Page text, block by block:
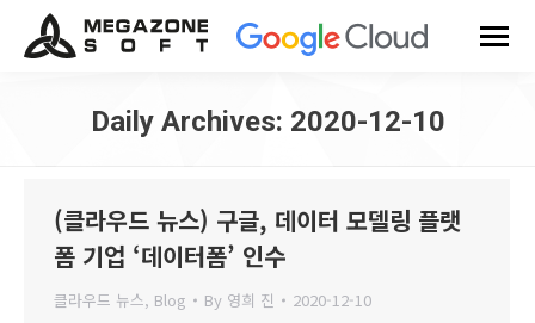
Daily Archives: 2020-12-10
(클라우드 뉴스) 구글, 데이터 모델링 플랫
폼 기업 ‘데이터폼’ 인수
클라우드 뉴스, Blog By 영희 진 2020-12-10